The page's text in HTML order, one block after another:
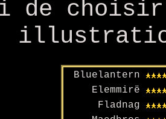
de
Bluelantern
Elemmirë
Fladnag